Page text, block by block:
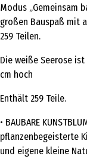
Modus „Gemeinsam
großen Bauspaß mit
259 Teilen.
Die weiße Seerose
cm hoch
Enthält 259 Teile.
• BAUBARE
pflanzenbegeisterte
und eigene kleine